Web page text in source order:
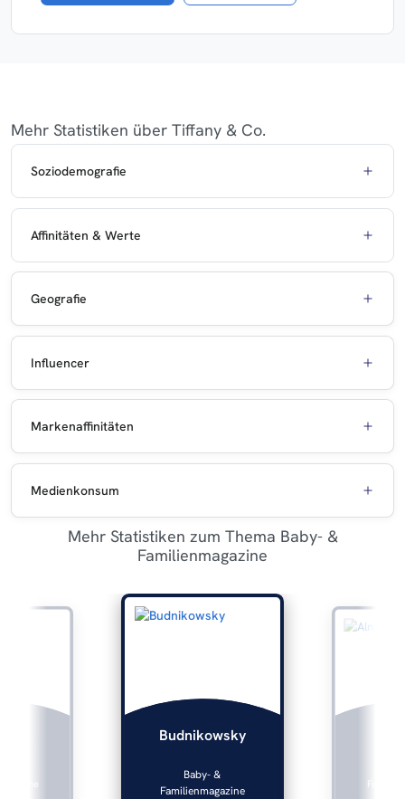
Mehr Statistiken über Tiffany & Co.
Soziodemografie
Affinitäten & Werte
Geografie
Influencer
Markenaffinitäten
Medienkonsum
Mehr Statistiken zum Thema Baby- &
Familienmagazine
Budnikowsky
Baby- &
Familienmagazine